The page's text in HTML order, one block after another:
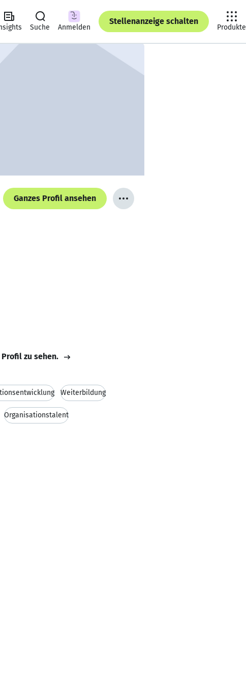
Suche Anmelden
Stellenanzeige schalten
Produkte
Ganzes Profil ansehen
zu sehen.
Weiterbildung
Organisationstalent